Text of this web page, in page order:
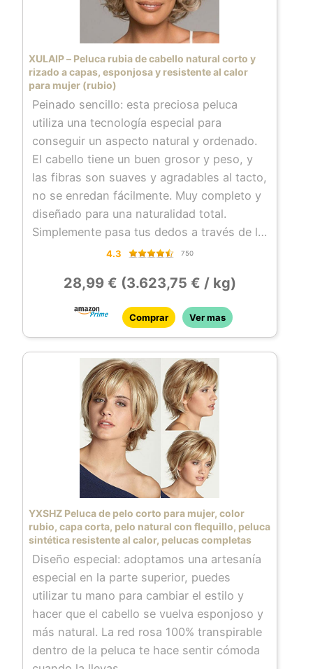
XULAIP – Peluca rubia de cabello natural corto y
rizado a capas, esponjosa y resistente al calor
para mujer (rubio)
Peinado sencillo: esta preciosa peluca
utiliza una tecnología especial para
conseguir un aspecto natural y ordenado.
El cabello tiene un buen grosor y peso, y
las fibras son suaves y agradables al tacto,
no se enredan fácilmente. Muy completo y
diseñado para una naturalidad total.
Simplemente pasa tus dedos a través de la
peluca, para peinarla y que quede
También se puede cortar y rizar para
adaptarse a tu cara.
Material de alta calidad: fibra sintética,
hecha de fibra de alta temperatura, tacto
como el cabello real. Alta calidad:
ofrecemos un producto de alta calidad con
el color natural y la buena textura, el
aspecto es igual que el cabello real, suave
al tacto, fácil de peinar, mínimo caída y
enredos. La gente pensará que es tu
propio cabello o que acabas de cambiar de
peinado por moda.
con tono gris plateado y blanco tiene dos
bandas elásticas integradas, que se
pueden utilizar para ajustar el tamaño de la
peluca y que se adapte a la circunferencia
de tu cabeza. Al mismo tiempo, la malla
elástica también garantiza la ventilación y
frescura sin ensuciarse.
Peluca natural realista: mezclada con fibras
4.3 750
28,99 € (3.623,75 € / kg)
Comprar Ver mas
YXSHZ Peluca de pelo corto para mujer, color
rubio, capa corta, pelo natural con flequillo, peluca
sintética resistente al calor, pelucas completas
Diseño especial: adoptamos una artesanía
especial en la parte superior, puedes
utilizar tu mano para cambiar el estilo y
hacer que el cabello se vuelva esponjoso y
más natural. La red rosa 100% transpirable
dentro de la peluca te hace sentir cómoda